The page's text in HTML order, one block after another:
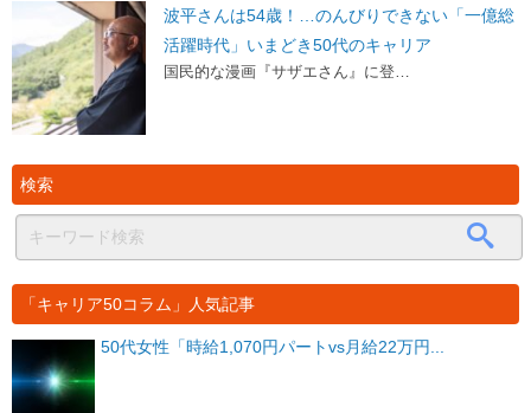
波平さんは54歳！…のんびりできない「一億総
活躍時代」いまどき50代のキャリア
国民的な漫画『サザエさん』に登…
検索
「キャリア50コラム」人気記事
50代女性「時給1,070円パートvs月給22万円...